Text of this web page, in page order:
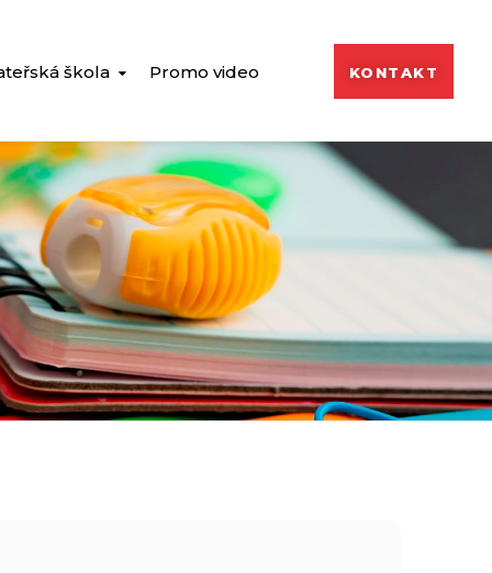
škola Promo video KONTAKT